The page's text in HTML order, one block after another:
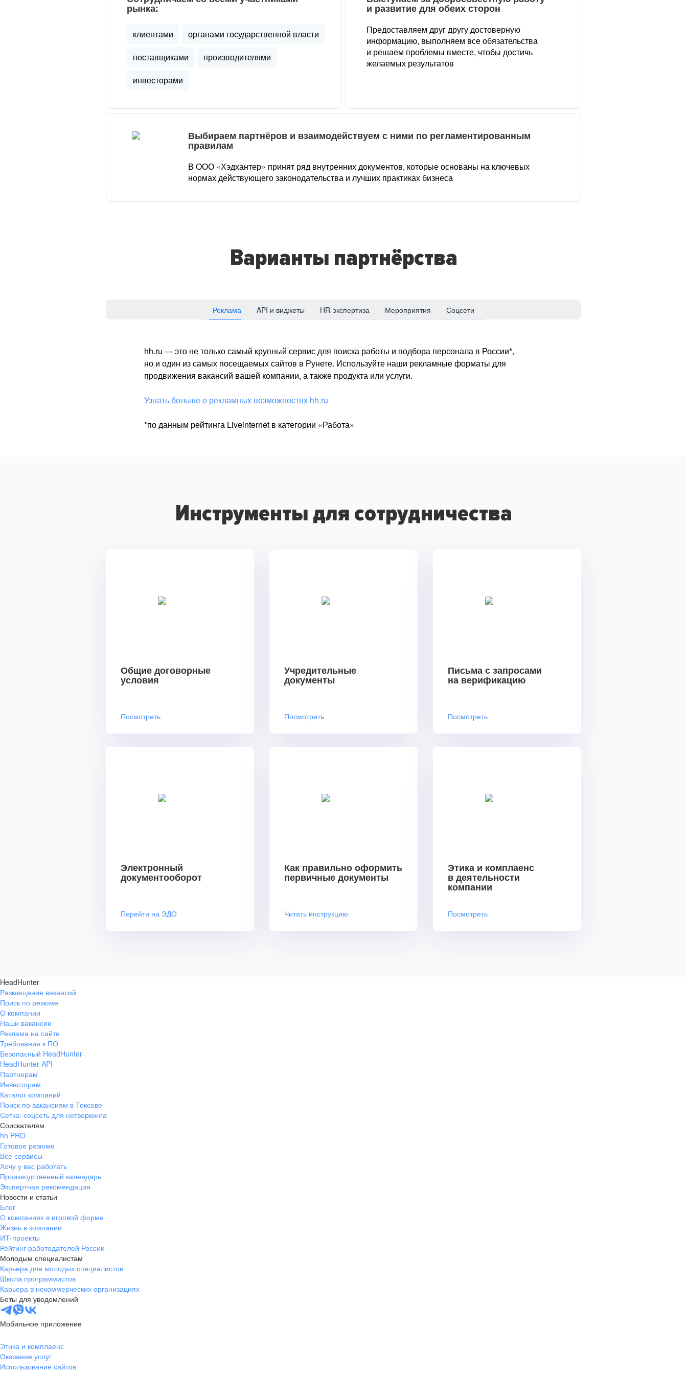
рынка:
клиентами
органами государственной власти
поставщиками
производителями
инвесторами
и развитие для обеих сторон
Предоставляем друг другу достоверную
информацию, выполняем все обязательства
и решаем проблемы вместе, чтобы достичь
желаемых результатов
Выбираем партнёров и взаимодействуем с ними по регламентированным
правилам
В ООО «Хэдхантер» принят ряд внутренних документов, которые основаны на ключевых
нормах действующего законодательства и лучших практиках бизнеса
Варианты партнёрства
Реклама API и виджеты HR-экспертиза Мероприятия Соцсети
hh.ru — это не только самый крупный сервис для поиска работы и подбора персонала в России*,
но и один из самых посещаемых сайтов в Рунете. Используйте наши рекламные форматы для
продвижения вакансий вашей компании, а также продукта или услуги.
Узнать больше о рекламных возможностях hh.ru
*по данным рейтинга Liveinternet в категории «Работа»
Инструменты для сотрудничества
Общие договорные
условия
Посмотреть
Учредительные
документы
Посмотреть
Письма с запросами
на верификацию
Посмотреть
Электронный
документооборот
Перейти на ЭДО
Как правильно оформить
первичные документы
Читать инструкцию
Этика и комплаенс
в деятельности
компании
Посмотреть
HeadHunter
Размещение вакансий
Поиск по резюме
О компании
Наши вакансии
Реклама на сайте
Требования к ПО
Безопасный HeadHunter
HeadHunter API
Партнерам
Инвесторам
Каталог компаний
Поиск по вакансиям в Токсове
Сетка: соцсеть для нетворкинга
Соискателям
hh PRO
Готовое резюме
Все сервисы
Хочу у вас работать
Производственный календарь
Экспертная рекомендация
Новости и статьи
Блог
О компаниях в игровой форме
Жизнь в компании
ИТ-проекты
Рейтинг работодателей России
Молодым специалистам
Карьера для молодых специалистов
Школа программистов
Карьера в некоммерческих организациях
Боты для уведомлений
Мобильное приложение
Этика и комплаенс
Оказание услуг
Использование сайтов